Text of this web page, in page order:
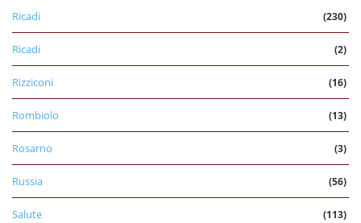
Ricadi (230)
Ricadi (2)
Rizziconi (16)
Rombiolo (13)
Rosarno (3)
Russia (56)
Salute (113)